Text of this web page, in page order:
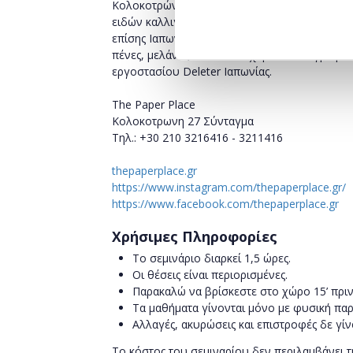
Κολοκοτρώνη 27, συνεχίζοντας την παράδοση
ειδών καλλιγραφίας, Ιαπωνικών χαρτιών για
επίσης Ιαπωνικά χαρτιά origami και
πένες, μελάνια, πινέλα και χαρτιά
εργοστασίου Deleter Ιαπωνίας.
The Paper Place
Κολοκοτρωνη 27 Σύνταγμα
Τηλ.: +30 210 3216416 - 3211416
thepaperplace.gr
https://www.instagram.com/thepaperplace.gr/
https://www.facebook.com/thepaperplace.gr
Χρήσιμες Πληροφορίες
Το σεμινάριο διαρκεί 1,5 ώρες.
Οι θέσεις είναι περιορισμένες.
Παρακαλώ να βρίσκεστε στο χώρο 15’
Τα μαθήματα γίνονται μόνο με φυσική
Αλλαγές, ακυρώσεις και επιστροφές δε